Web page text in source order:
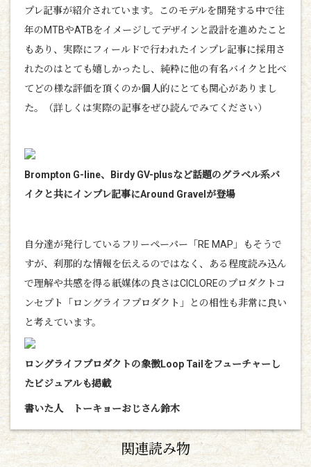
プレ記事が紹介されています。このモデルを開発する中で往
年のMTBやATBをイメージしてデザインと設計を進めたこと
もあり、実際にフィールドで行われたインプレ記事に採用さ
れたのはとても嬉しかったし、純粋に他の有名バイクと比べ
てどの様な評価を頂くのか個人的にとても関心がありまし
た。（詳しくは実際の記事をぜひ読んでみてください）
Brompton G-line、 Birdy GV-plusなど話題のグラベル系バ
イクと共にインプレ記事にAround Gravel が登場
自分達が発行しているフリーペーパー「RE MAP」もそうで
すが、刹那的な情報を伝えるのではなく、ある程度読み込ん
で理解や共感を得る紙媒体の良さはCICLOREのプロダクトコ
ンセプト「ロングライフプロダクト」との相性も非常に良い
と考えています。
ロングライフプロダクトの象徴Loop Tail をフューチャーし
たビジュアルも掲載
書いた人 トーキョーおじさん鈴木
関連読み物